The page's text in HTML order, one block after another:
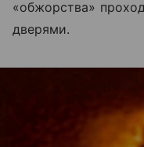
«обжорства»
дверями.